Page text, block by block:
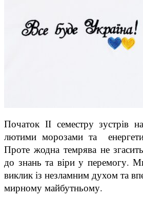
Початок ІІ семестру зустрів
лютими морозами та
Проте жодна темрява не
до знань та віри у перемогу.
виклик із незламним духом та
мирному майбутньому.